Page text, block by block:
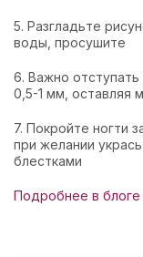
5. Разгладьте
воды, просушите
6. Важно отступать
0,5-1 мм, оставляя
7. Покройте ногти
при желании
блестками
Подробнее в блоге